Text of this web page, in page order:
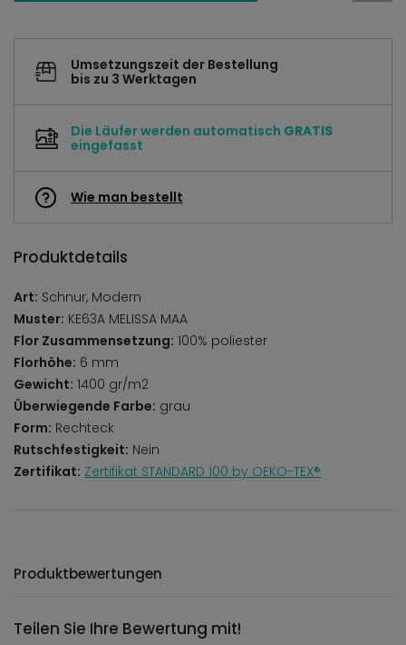
Umsetzungszeit der Bestellung
bis zu 3 Werktagen
Die Läufer werden automatisch GRATIS
eingefasst
Wie man bestellt
Produktdetails
Art: Schnur, Modern
Muster: KE63A MELISSA MAA
Flor Zusammensetzung: 100% poliester
Florhöhe: 6 mm
Gewicht: 1400 gr/m2
Überwiegende Farbe: grau
Form: Rechteck
Rutschfestigkeit: Nein
Zertifikat: Zertifikat STANDARD 100 by OEKO-TEX®
Produktbewertungen
Teilen Sie Ihre Bewertung mit!